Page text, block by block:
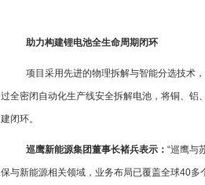
​助力构建锂电池全生命周期闭环
项目采用先进的物理拆解与智能分选技术
过全密闭自动化生产线安全拆解电池，将铜、铝
建闭环。
巡鹰新能源集团董事长褚兵表示： “巡鹰与
保与新能源相关领域，业务布局已覆盖全球40